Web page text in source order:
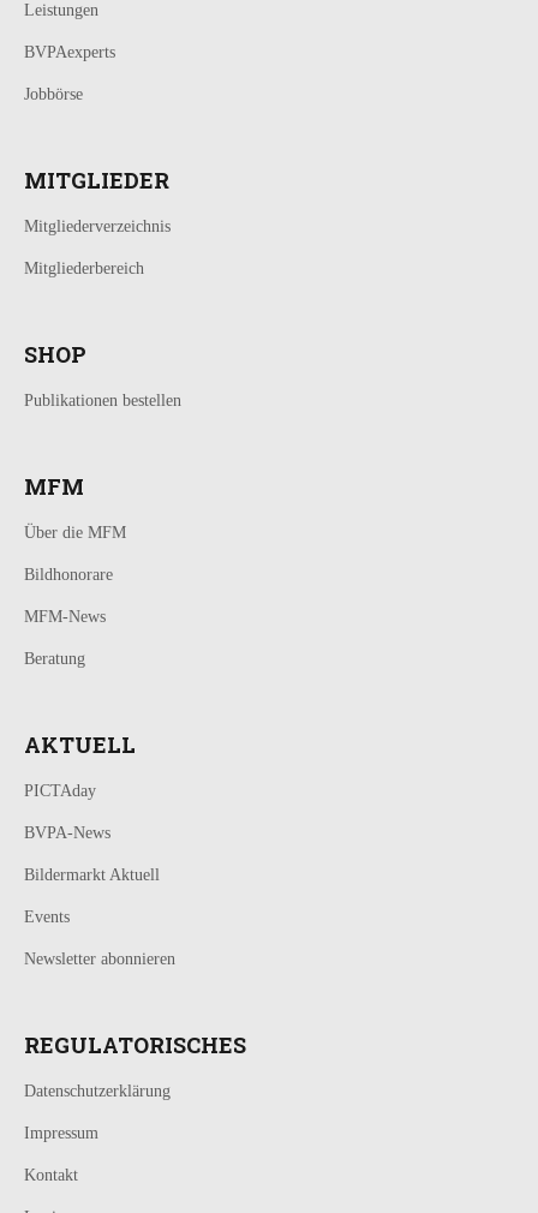
Leistungen
BVPAexperts
Jobbörse
MITGLIEDER
Mitgliederverzeichnis
Mitgliederbereich
SHOP
Publikationen bestellen
MFM
Über die MFM
Bildhonorare
MFM-News
Beratung
AKTUELL
PICTAday
BVPA-News
Bildermarkt Aktuell
Events
Newsletter abonnieren
REGULATORISCHES
Datenschutzerklärung
Impressum
Kontakt